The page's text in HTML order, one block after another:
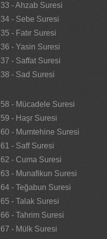
33 - Ahzab Suresi
34 - Sebe Suresi
35 - Fatır Suresi
36 - Yasin Suresi
37 - Saffat Suresi
38 - Sad Suresi
58 - Mücadele Suresi
59 - Haşr Suresi
60 - Mumtehine Suresi
61 - Saff Suresi
62 - Cuma Suresi
63 - Munafikun Suresi
64 - Teğabun Suresi
65 - Talak Suresi
66 - Tahrim Suresi
67 - Mülk Suresi